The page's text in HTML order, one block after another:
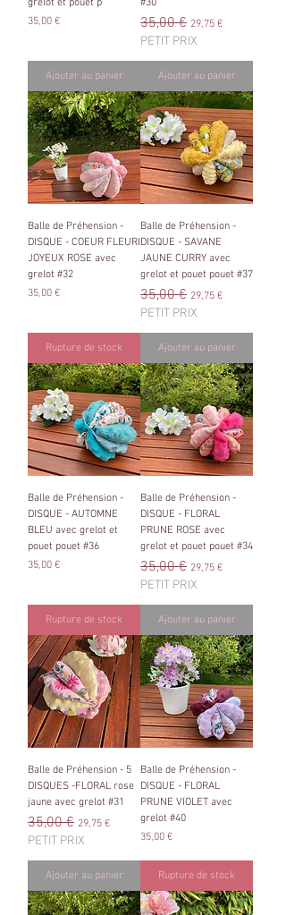
Prix
35,00 €
Ajouter au panier
Prix original
35,00 € Prix promotionnel
29,75 €
PETIT PRIX
Ajouter au panier
Balle de Préhension -
DISQUE - COEUR FLEURI
JOYEUX ROSE avec
grelot #32
Prix
35,00 €
Rupture de stock
Balle de Préhension -
DISQUE - SAVANE
JAUNE CURRY avec
grelot et pouet pouet #37
Prix original
35,00 € Prix promotionnel
29,75 €
PETIT PRIX
Ajouter au panier
Balle de Préhension -
DISQUE - AUTOMNE
BLEU avec grelot et
pouet pouet #36
Prix
35,00 €
Rupture de stock
Balle de Préhension -
DISQUE - FLORAL
PRUNE ROSE avec
grelot et pouet pouet #34
Prix original
35,00 € Prix promotionnel
29,75 €
PETIT PRIX
Ajouter au panier
Balle de Préhension - 5
DISQUES -FLORAL rose
jaune avec grelot #31
Prix original
35,00 € Prix promotionnel
29,75 €
PETIT PRIX
Ajouter au panier
Balle de Préhension -
DISQUE - FLORAL
PRUNE VIOLET avec
grelot #40
Prix
35,00 €
Rupture de stock